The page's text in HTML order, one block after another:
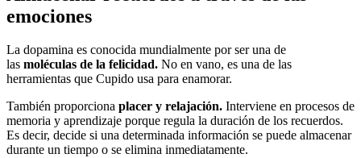
emociones
La dopamina es conocida mundialmente por ser una de
las moléculas de la felicidad. No en vano, es una de las
herramientas que Cupido usa para enamorar.
También proporciona placer y relajación. Interviene en procesos de
memoria y aprendizaje porque regula la duración de los recuerdos.
Es decir, decide si una determinada información se puede almacenar
durante un tiempo o se elimina inmediatamente.